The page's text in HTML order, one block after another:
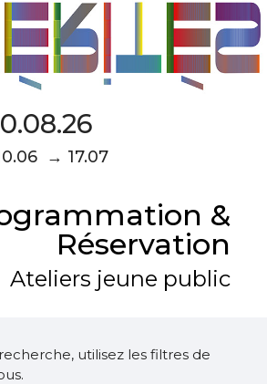
→ 17.07
&
Réservation
Ateliers jeune public
utilisez les filtres de